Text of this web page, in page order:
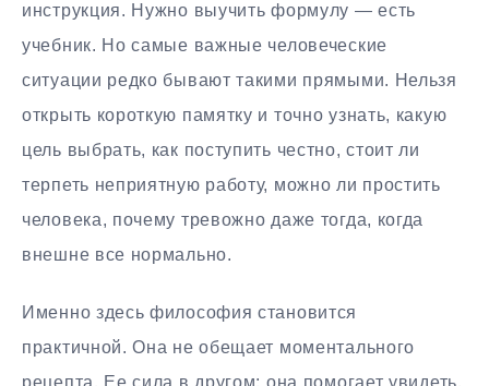
инструкция. Нужно выучить формулу — есть
учебник. Но самые важные человеческие
ситуации редко бывают такими прямыми. Нельзя
открыть короткую памятку и точно узнать, какую
цель выбрать, как поступить честно, стоит ли
терпеть неприятную работу, можно ли простить
человека, почему тревожно даже тогда, когда
внешне все нормально.
Именно здесь философия становится
практичной. Она не обещает моментального